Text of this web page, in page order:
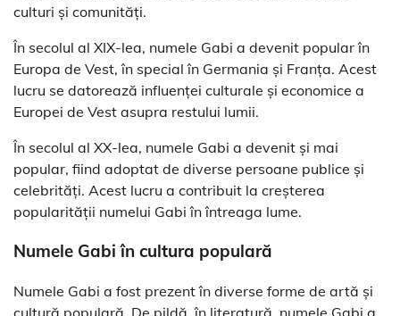
culturi și comunități.
În secolul al XIX-lea, numele Gabi a devenit popular în
Europa de Vest, în special în Germania și Franța. Acest
lucru se datorează influenței culturale și economice a
Europei de Vest asupra restului lumii.
În secolul al XX-lea, numele Gabi a devenit și mai
popular, fiind adoptat de diverse persoane publice și
celebrități. Acest lucru a contribuit la creșterea
popularității numelui Gabi în întreaga lume.
Numele Gabi în cultura populară
Numele Gabi a fost prezent în diverse forme de artă și